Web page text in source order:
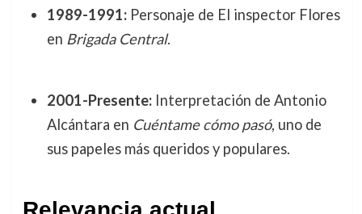
1989-1991:Personaje de El inspector Flores
en Brigada Central.
2001-Presente:Interpretación de Antonio
Alcántara en Cuéntame cómo pasó, uno de
sus papeles más queridos y populares.